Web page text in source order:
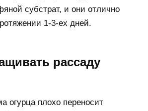
субстрат, и они отлично
1-3-ех дней.
рассаду
огурца плохо переносит